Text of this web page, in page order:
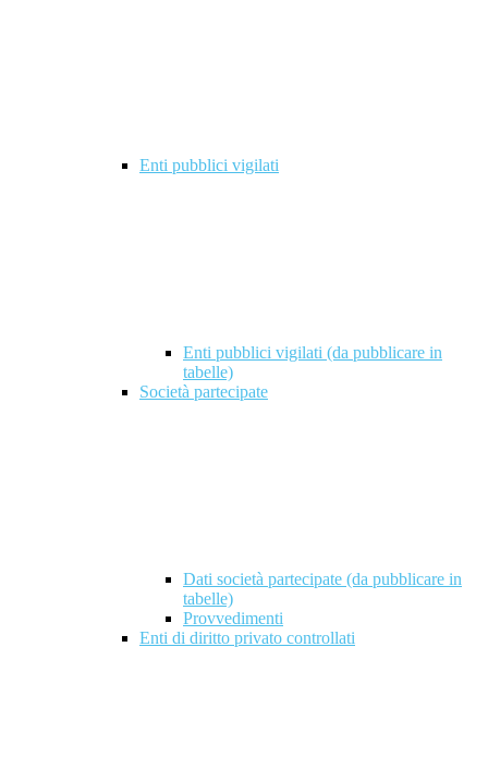
Enti pubblici vigilati
Enti pubblici vigilati (da pubblicare in
tabelle)
Società partecipate
Dati società partecipate (da pubblicare in
tabelle)
Provvedimenti
Enti di diritto privato controllati